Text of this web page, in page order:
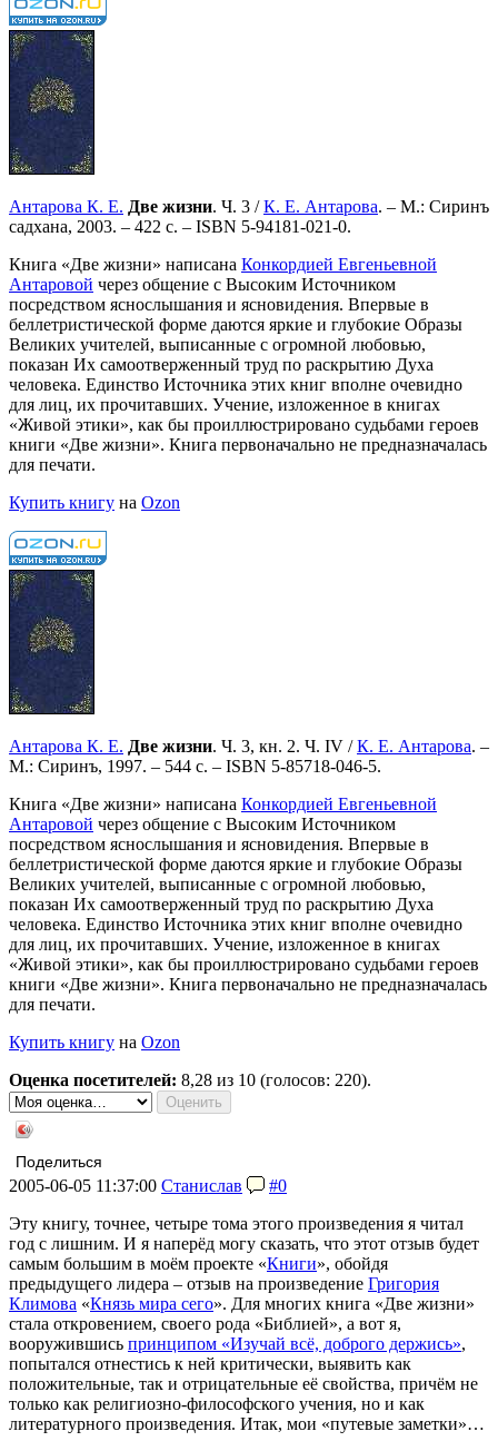
Антарова К. Е. Две жизни. Ч. 3 /К. Е. Антарова. – М.: Сиринъ
садхана, 2003. – 422 с. – ISBN 5-94181-021-0.
Книга «Две жизни» написана Конкордией Евгеньевной
Антаровой через общение с Высоким Источником
посредством яснослышания и ясновидения. Впервые в
беллетристической форме даются яркие и глубокие Образы
Великих учителей, выписанные с огромной любовью,
показан Их самоотверженный труд по раскрытию Духа
человека. Единство Источника этих книг вполне очевидно
для лиц, их прочитавших. Учение, изложенное в книгах
«Живой этики», как бы проиллюстрировано судьбами героев
книги «Две жизни». Книга первоначально не предназначалась
для печати.
Купить книгу на Ozon
Антарова К. Е. Две жизни. Ч. 3, кн. 2. Ч. IV /К. Е. Антарова. –
М.: Сиринъ, 1997. – 544 с. – ISBN 5-85718-046-5.
Книга «Две жизни» написана Конкордией Евгеньевной
Антаровой через общение с Высоким Источником
посредством яснослышания и ясновидения. Впервые в
беллетристической форме даются яркие и глубокие Образы
Великих учителей, выписанные с огромной любовью,
показан Их самоотверженный труд по раскрытию Духа
человека. Единство Источника этих книг вполне очевидно
для лиц, их прочитавших. Учение, изложенное в книгах
«Живой этики», как бы проиллюстрировано судьбами героев
книги «Две жизни». Книга первоначально не предназначалась
для печати.
Купить книгу на Ozon
Оценка посетителей: 8,28 из 10 (голосов: 220).
Поделиться
2005-06-05 11:37:00 Станислав
#0
Эту книгу, точнее, четыре тома этого произведения я читал
год с лишним. И я наперёд могу сказать, что этот отзыв будет
самым большим в моём проекте «Книги», обойдя
предыдущего лидера – отзыв на произведение Григория
Климова «Князь мира сего». Для многих книга «Две жизни»
стала откровением, своего рода «Библией», а вот я,
вооружившись принципом «Изучай всё, доброго держись»,
попытался отнестись к ней критически, выявить как
положительные, так и отрицательные её свойства, причём не
только как религиозно-философского учения, но и как
литературного произведения. Итак, мои «путевые заметки»…